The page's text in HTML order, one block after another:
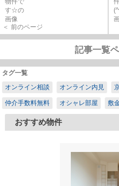
＜ 前のページ
記事一覧
タグ一覧
オンライン相談
オンライン内見
仲介手数料無料 オシャレ部屋 敷
おすすめ物件